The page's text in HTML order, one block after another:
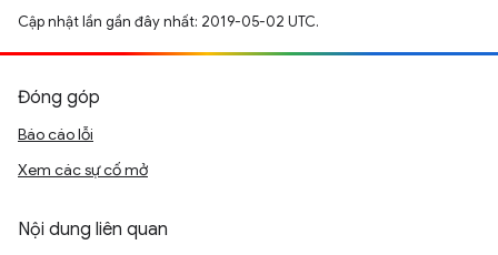
Cập nhật lần gần đây nhất: 2019-05-02 UTC.
Đóng góp
Báo cáo lỗi
Xem các sự cố mở
Nội dung liên quan